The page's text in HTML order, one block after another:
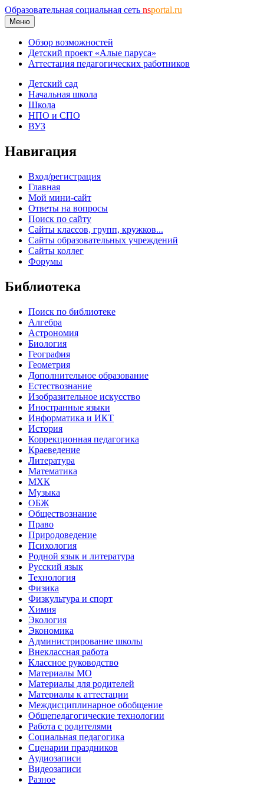
Образовательная социальная сеть nsportal.ru
Меню
Обзор возможностей
Детский проект «Алые паруса»
Аттестация педагогических работников
Детский сад
Начальная школа
Школа
НПО и СПО
ВУЗ
Навигация
Вход/регистрация
Главная
Мой мини-сайт
Ответы на вопросы
Поиск по сайту
Сайты классов, групп, кружков...
Сайты образовательных учреждений
Сайты коллег
Форумы
Библиотека
Поиск по библиотеке
Алгебра
Астрономия
Биология
География
Геометрия
Дополнительное образование
Естествознание
Изобразительное искусство
Иностранные языки
Информатика и ИКТ
История
Коррекционная педагогика
Краеведение
Литература
Математика
МХК
Музыка
ОБЖ
Обществознание
Право
Природоведение
Психология
Родной язык и литература
Русский язык
Технология
Физика
Физкультура и спорт
Химия
Экология
Экономика
Администрирование школы
Внеклассная работа
Классное руководство
Материалы МО
Материалы для родителей
Материалы к аттестации
Междисциплинарное обобщение
Общепедагогические технологии
Работа с родителями
Социальная педагогика
Сценарии праздников
Аудиозаписи
Видеозаписи
Разное